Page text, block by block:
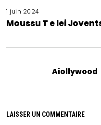
1 juin 2024
Moussu T e lei
Aiollywood
LAISSER UN COMMENTAIRE